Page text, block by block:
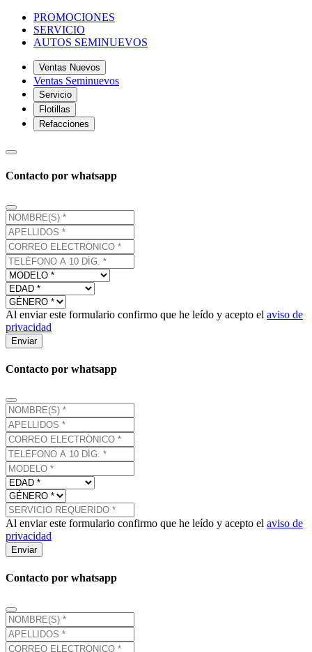
PROMOCIONES
SERVICIO
AUTOS SEMINUEVOS
Ventas Nuevos
Ventas Seminuevos
Servicio
Flotillas
Refacciones
Contacto por whatsapp
Al enviar este formulario confirmo que he leído y acepto el aviso de
privacidad
Enviar
Contacto por whatsapp
Al enviar este formulario confirmo que he leído y acepto el aviso de
privacidad
Enviar
Contacto por whatsapp